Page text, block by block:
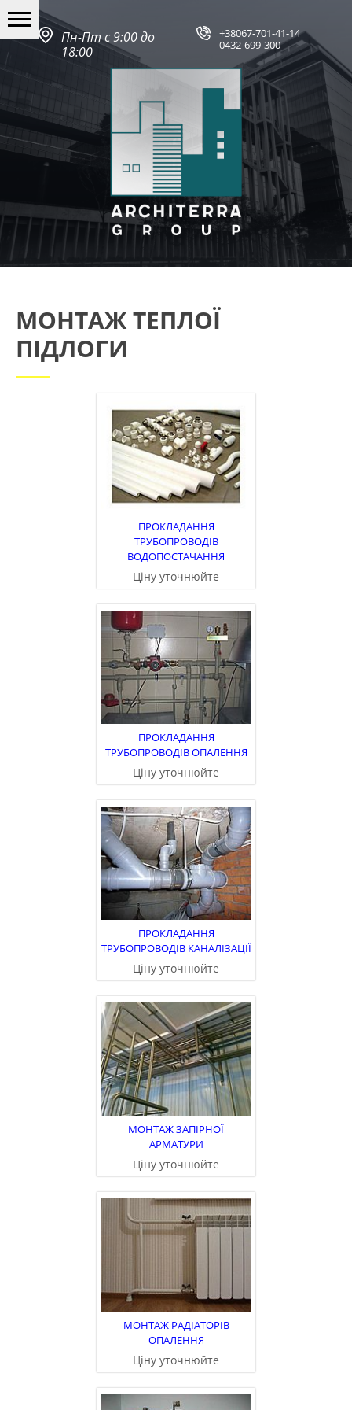
Пн-Пт с 9:00 до
18:00
+38067-701-41-14
0432-699-300
МОНТАЖ ТЕПЛОЇ
ПІДЛОГИ
ПРОКЛАДАННЯ
ТРУБОПРОВОДІВ
ВОДОПОСТАЧАННЯ
Ціну уточнюйте
ПРОКЛАДАННЯ
ТРУБОПРОВОДІВ ОПАЛЕННЯ
Ціну уточнюйте
ПРОКЛАДАННЯ
ТРУБОПРОВОДІВ КАНАЛІЗАЦІЇ
Ціну уточнюйте
МОНТАЖ ЗАПІРНОЇ
АРМАТУРИ
Ціну уточнюйте
МОНТАЖ РАДІАТОРІВ
ОПАЛЕННЯ
Ціну уточнюйте